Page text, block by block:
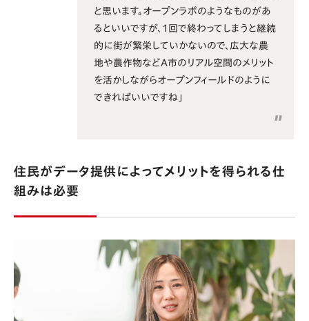
と思います。オープンラボのようなものがあ
るといいですが、1回で終わってしまうと継続
的に街が繁栄していかないので、広大な農
地や農作物などA市のリアル空間のメリット
を活かしながらオープンフィールドのように
できればいいですね」
住民がデータ提供によってメリットを得られる仕
組みは必要